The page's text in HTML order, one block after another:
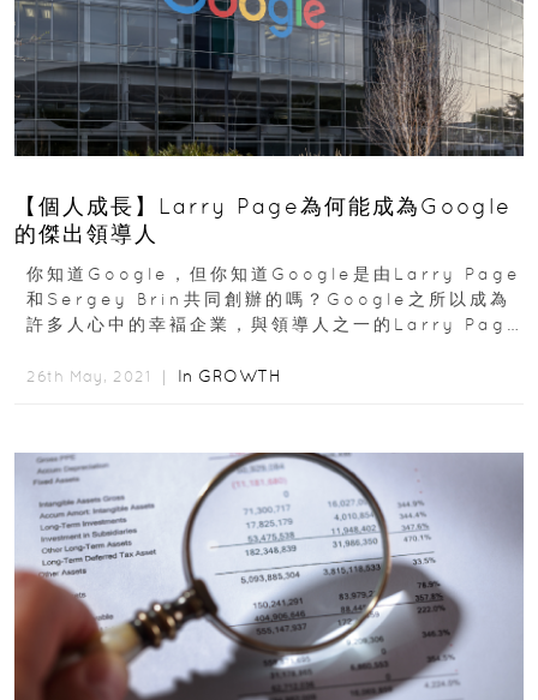
【個人成長】Larry Page為何能成為Google
的傑出領導人
你知道Google，但你知道Google是由Larry Page
和Sergey Brin共同創辦的嗎？Google之所以成為
許多人心中的幸褔企業，與領導人之一的Larry Page
26th May, 2021 ｜ In GROWTH